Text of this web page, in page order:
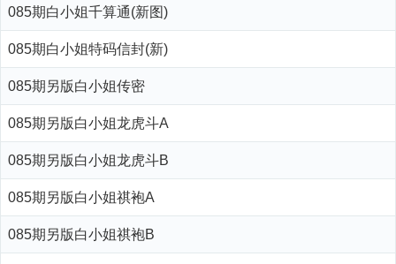
085期白小姐千算通(新图)
085期白小姐特码信封(新)
085期另版白小姐传密
085期另版白小姐龙虎斗A
085期另版白小姐龙虎斗B
085期另版白小姐祺袍A
085期另版白小姐祺袍B